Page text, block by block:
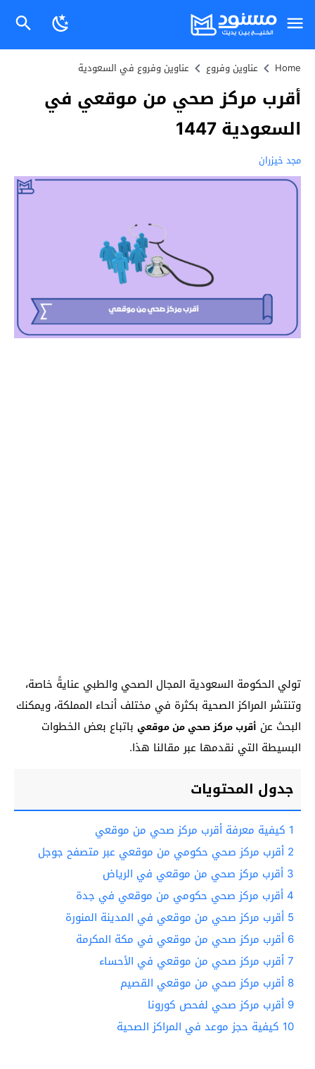
Home عناوين وفروع عناوين وفروع في السعودية
أقرب مركز صحي من موقعي في
السعودية 1447
مجد خيزران
تولي الحكومة السعودية المجال الصحي والطبي عنايةً خاصة،
وتنتشر المراكز الصحية بكثرة في مختلف أنحاء المملكة، ويمكنك
البحث عن أقرب مركز صحي من موقعي باتباع بعض الخطوات
البسيطة التي نقدمها عبر مقالنا هذا.
جدول المحتويات
1 كيفية معرفة أقرب مركز صحي من موقعي
2 أقرب مركز صحي حكومي من موقعي عبر متصفح جوجل
3 أقرب مركز صحي من موقعي في الرياض
4أقرب مركز صحي حكومي من موقعي في جدة
5 أقرب مركز صحي من موقعي في المدينة المنورة
6 أقرب مركز صحي من موقعي في مكة المكرمة
7أقرب مركز صحي من موقعي في الأحساء
8 أقرب مركز صحي من موقعي القصيم
9 أقرب مركز صحي لفحص كورونا
10 كيفية حجز موعد في المراكز الصحية